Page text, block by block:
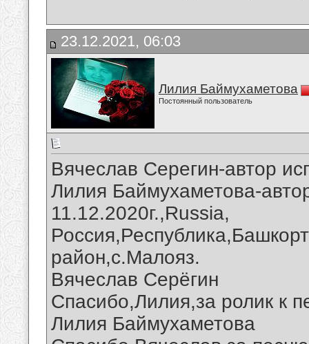
23.12.2021, 06:03
Лилия Баймухаметова
Постоянный пользователь
Вячеслав Серегин-автор
Лилия Баймухаметова-
11.12.2020г.,Russia,
район,с.Малояз.
Вячеслав Серёгин
Спасибо,Лилия,за ролик к
Лилия Баймухаметова